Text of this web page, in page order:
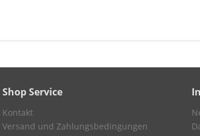
Shop Service
Kontakt
Versand und Zahlungsbedingungen